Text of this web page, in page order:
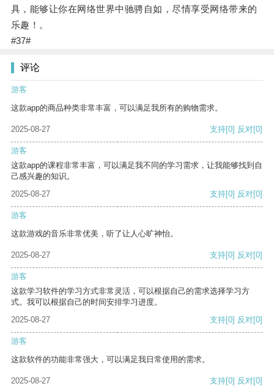
具，能够让你在网络世界中驰骋自如，尽情享受网络带来的
乐趣！。
#37#
评论
游客
这款app的商品种类非常丰富，可以满足我所有的购物需求。
2025-08-27 支持[0] 反对[0]
游客
这款app的课程非常丰富，可以满足我不同的学习需求，让我能够找到自
己感兴趣的知识。
2025-08-27
支持[0] 反对[0]
游客
这款游戏的音乐非常优美，听了让人心旷神怡。
2025-08-27 支持[0] 反对[0]
游客
这款学习软件的学习方式非常灵活，可以根据自己的需求选择学习方
式。我可以根据自己的时间安排学习进度。
2025-08-27
支持[0] 反对[0]
游客
这款软件的功能非常强大，可以满足我日常使用的需求。
2025-08-27 支持[0] 反对[0]